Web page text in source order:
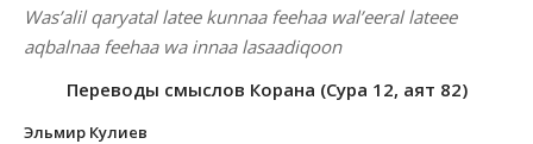
Was’alil qaryatal latee kunnaa feehaa wal’eeral lateee
aqbalnaa feehaa wa innaa lasaadiqoon
Переводы смыслов Корана (Сура 12, аят 82)
Эльмир Кулиев